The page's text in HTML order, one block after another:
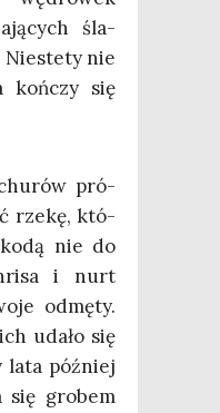
śla­
Nie­ste­ty nie
koń­czy się
pró­
rze­kę, któ­
nie do
i nurt
odmę­ty.
uda­ło się
lata póź­niej
się gro­bem